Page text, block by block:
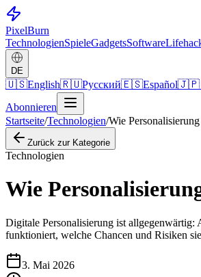
PixelBurn
TechnologienSpieleGadgetsSoftware
DE
🇺🇸English🇷🇺Русский🇪🇸Español🇯🇵
Abonnieren
Startseite/Technologien/Wie
Zurück zur Kategorie
Technologien
Wie
Digitale Personalisierung ist allgegenwärtig:
funktioniert, welche Chancen und Risiken
3. Mai 2026